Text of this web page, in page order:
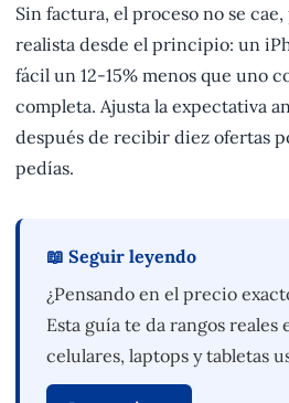
Sin factura, el proceso no se
realista desde el principio: un
fácil un 12-15% menos que uno
completa. Ajusta la expectativa
después de recibir diez ofertas
pedías.
📖 Seguir leyendo
¿Pensando en el precio
Esta guía te da rangos reales
celulares, laptops y tabletas